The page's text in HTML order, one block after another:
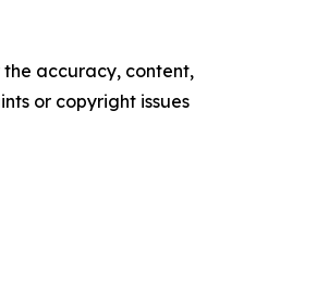
accuracy, content,
or copyright issues